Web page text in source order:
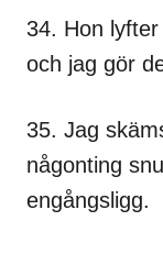
34. Hon
och jag gör
35. Jag
någonting
engångsligg.